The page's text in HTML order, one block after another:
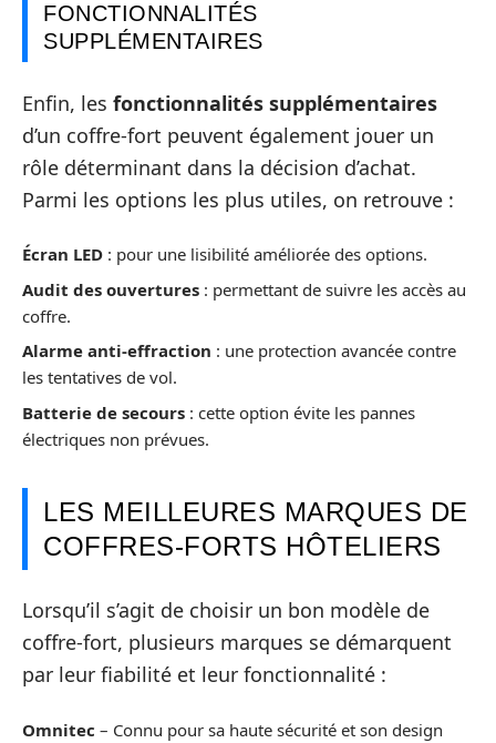
FONCTIONNALITÉS
SUPPLÉMENTAIRES
Enfin, les fonctionnalités supplémentaires
d’un coffre-fort peuvent également jouer un
rôle déterminant dans la décision d’achat.
Parmi les options les plus utiles, on retrouve :
Écran LED : pour une lisibilité améliorée des options.
Audit des ouvertures : permettant de suivre les accès au
coffre.
Alarme anti-effraction : une protection avancée contre
les tentatives de vol.
Batterie de secours : cette option évite les pannes
électriques non prévues.
LES MEILLEURES MARQUES DE
COFFRES-FORTS HÔTELIERS
Lorsqu’il s’agit de choisir un bon modèle de
coffre-fort, plusieurs marques se démarquent
par leur fiabilité et leur fonctionnalité :
Omnitec – Connu pour sa haute sécurité et son design